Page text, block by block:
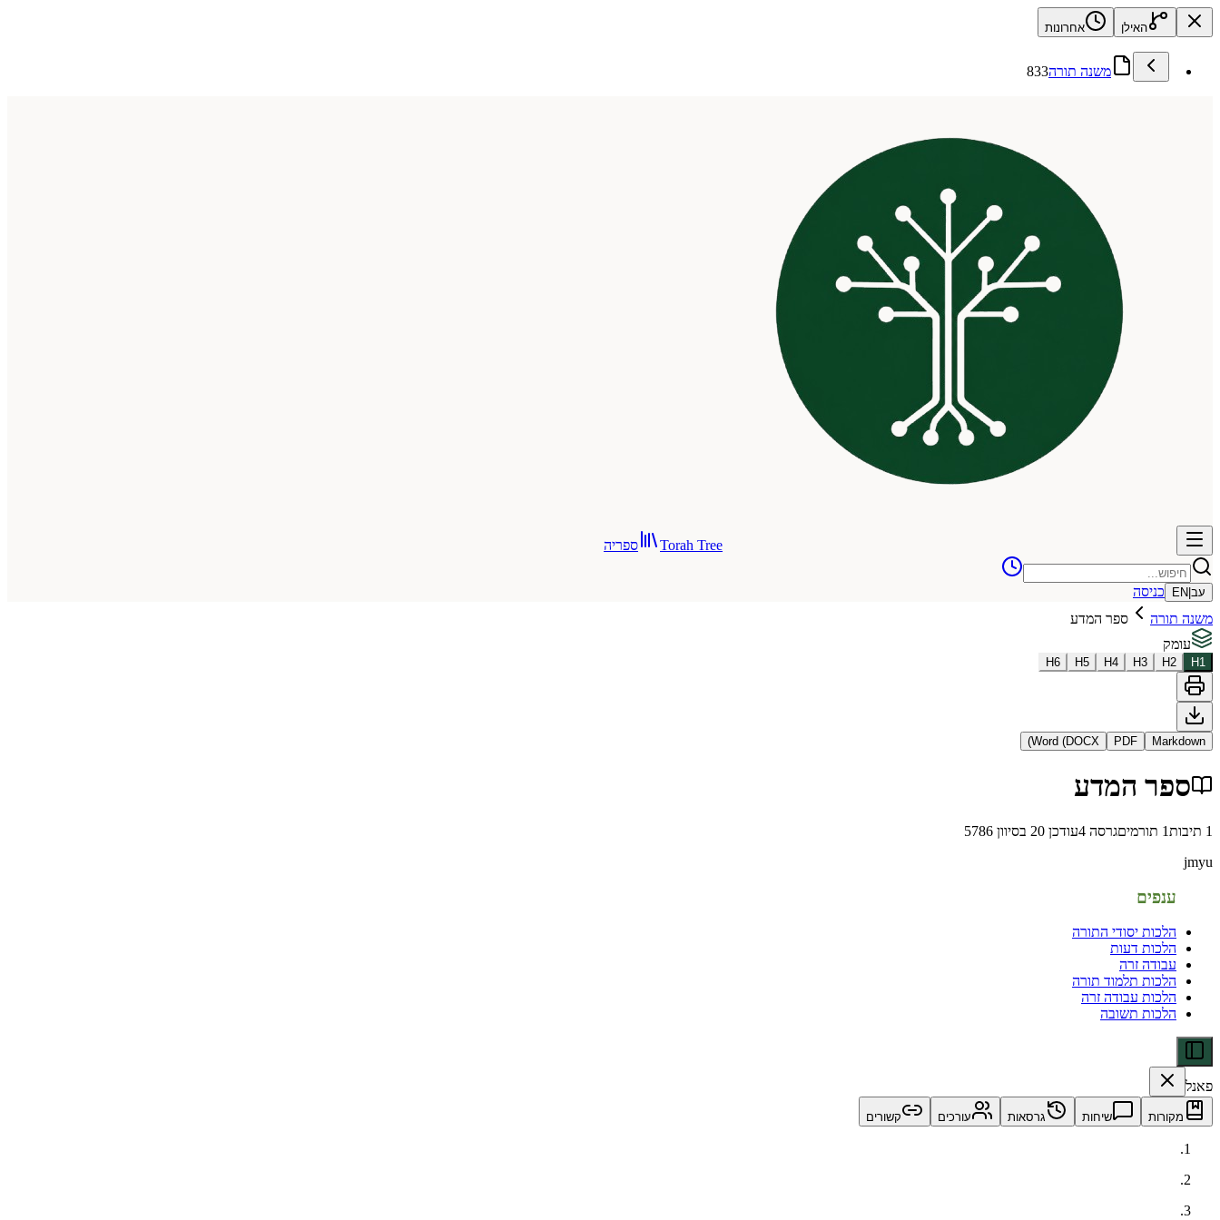
האילן אחרונות
משנה תורה833
Torah Tree ספריה
עב EN
כניסה
משנה תורה
ספר המדע
עומק
H1
H2
H3
H4
H5
H6
Markdown
PDF
Word (DOCX)
ספר המדע
1 תיבות1 תורמיםגרסה 4עודכן 20 בסיוון 5786
jmyu
ענפים
הלכות יסודי התורה
הלכות דעות
עבודה זרה
הלכות תלמוד תורה
הלכות עבודה זרה
הלכות תשובה
פאנל
מקורות שיחות גרסאות עורכים קשורים